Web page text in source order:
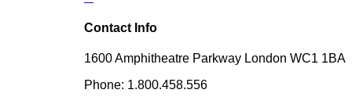
Contact Info
1600 Amphitheatre Parkway London WC1 1BA
Phone: 1.800.458.556